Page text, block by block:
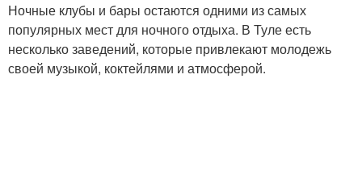
Ночные клубы и бары остаются одними из самых
популярных мест для ночного отдыха. В Туле есть
несколько заведений, которые привлекают молодежь
своей музыкой, коктейлями и атмосферой.